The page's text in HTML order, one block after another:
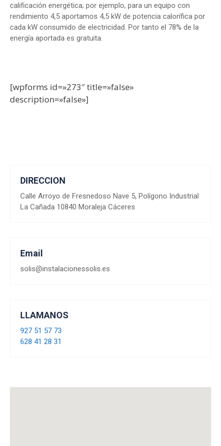
calificación energética; por ejemplo, para un equipo con
rendimiento 4,5 aportamos 4,5 kW de potencia calorífica por
cada kW consumido de electricidad. Por tanto el 78% de la
energía aportada es gratuita.
[wpforms id=»273″ title=»false»
description=»false»]
DIRECCION
Calle Arroyo de Fresnedoso Nave 5, Polígono Industrial
La Cañada 10840 Moraleja Cáceres
Email
solis@instalacionessolis.es
LLAMANOS
927 51 57 73
628 41 28 31